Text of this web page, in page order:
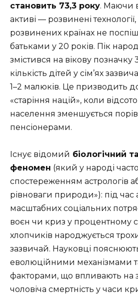
становить 73,3 року. Маючи в
активі — розвинені
розвинених країнах не
батьками у 20 років. Пік
змістився на вікову позначку
кількість дітей у сім’ях
1–2 малюків. Це призводить
«старіння націй», коли
населення зменшується
пенсіонерами.
Існує відомий біологічний
феномен (який у народі
спостереженням астрологів
рівноваги природи»): під час
масштабних соціальних
воєн чи криз у процентному
хлопчиків народжується
зазвичай. Науковці
еволюційними механізмами
факторами, що впливають на
чоловіча смертність у часи